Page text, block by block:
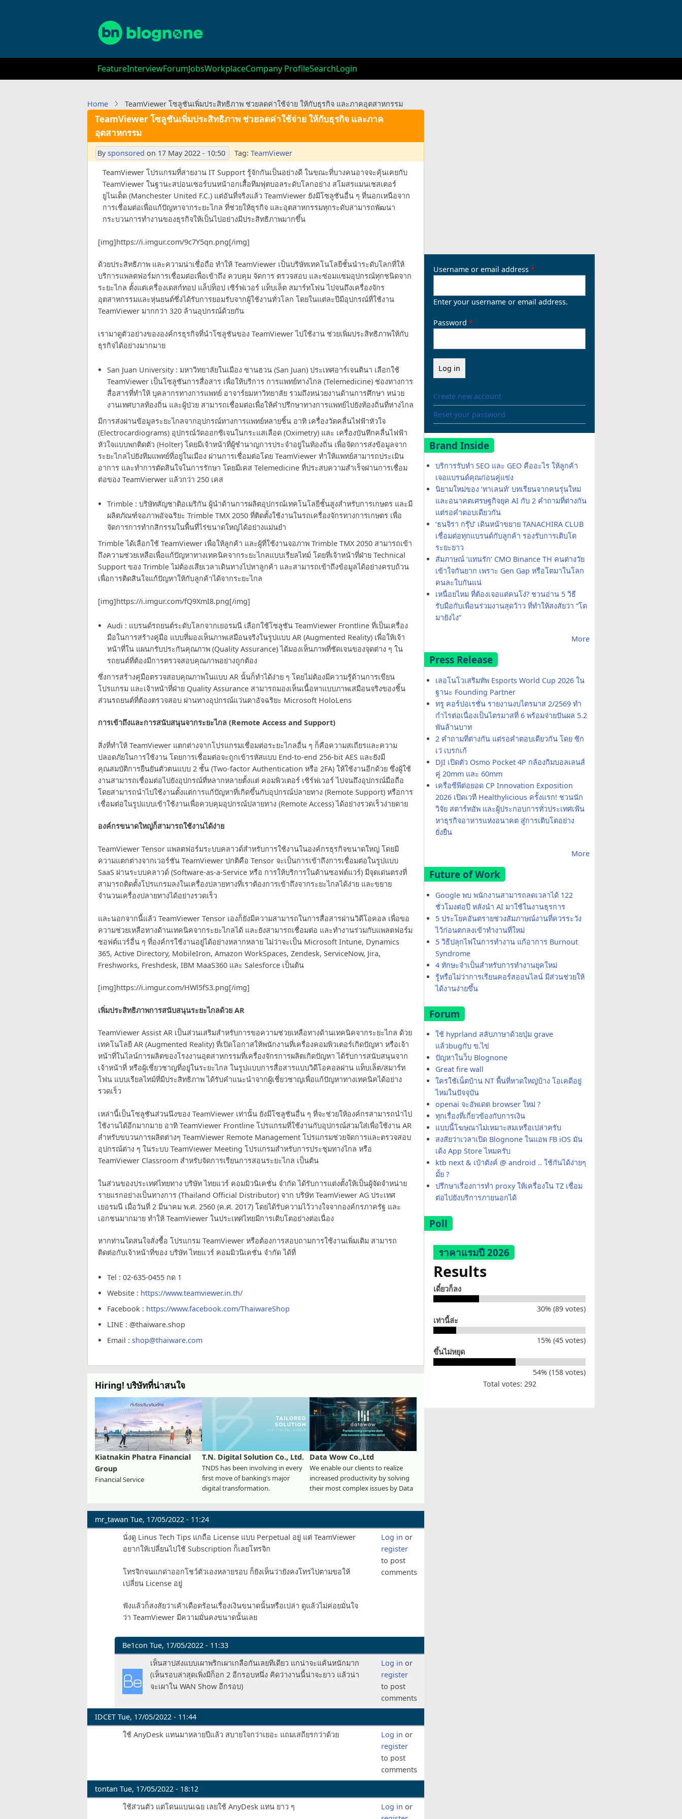
Main
navigation
FeatureInterviewForumJobsWorkplaceCompany ProfileSearchLogin
Home TeamViewer โซลูชันเพิ่มประสิทธิภาพ ช่วยลดค่าใช้จ่าย ให้กับธุรกิจ และภาคอุตสาหกรรม
TeamViewer โซลูชันเพิ่มประสิทธิภาพ ช่วยลดค่าใช้จ่าย ให้กับธุรกิจ และภาค
อุตสาหกรรม
Bysponsored on 17 May 2022 - 10:50 Tag: TeamViewer
TeamViewer โปรแกรมที่สายงาน IT Support รู้จักกันเป็นอย่างดี ในขณะที่บางคนอาจจะคุ้นเคยกับ
TeamViewer ในฐานะสปอนเซอร์บนหน้าอกเสื้อทีมฟุตบอลระดับโลกอย่าง สโมสรแมนเชสเตอร์
ยูไนเต็ด (Manchester United F.C.) แต่อันที่จริงแล้ว TeamViewer ยังมีโซลูชันอื่น ๆ ที่นอกเหนือจาก
การเชื่อมต่อเพื่อแก้ปัญหาจากระยะไกล ที่ช่วยให้ธุรกิจ และอุตสาหกรรมทุกระดับสามารถพัฒนา
กระบวนการทำงานของธุรกิจให้เป็นไปอย่างมีประสิทธิภาพมากขึ้น
[img]https://i.imgur.com/9c7Y5qn.png[/img]
ด้วยประสิทธิภาพ และความน่าเชื่อถือ ทำให้ TeamViewer เป็นบริษัทเทคโนโลยีชั้นนำระดับโลกที่ให้
บริการแพลตฟอร์มการเชื่อมต่อเพื่อเข้าถึง ควบคุม จัดการ ตรวจสอบ และซ่อมแซมอุปกรณ์ทุกชนิดจาก
ระยะไกล ตั้งแต่เครื่องเดสก์ทอป แล็ปท็อป เซิร์ฟเวอร์ แท็บเล็ต สมาร์ทโฟน ไปจนถึงเครื่องจักร
อุตสาหกรรมและหุ่นยนต์ซึ่งได้รับการยอมรับจากผู้ใช้งานทั่วโลก โดยในแต่ละปีมีอุปกรณ์ที่ใช้งาน
TeamViewer มากกว่า 320 ล้านอุปกรณ์ด้วยกัน
เรามาดูตัวอย่างขององค์กรธุรกิจที่นำโซลูชันของ TeamViewer ไปใช้งาน ช่วยเพิ่มประสิทธิภาพให้กับ
ธุรกิจได้อย่างมากมาย
San Juan University : มหาวิทยาลัยในเมือง ซานฮวน (San Juan) ประเทศอาร์เจนตินา เลือกใช้
TeamViewer เป็นโซลูชันการสื่อสาร เพื่อให้บริการ การแพทย์ทางไกล (Telemedicine) ช่องทางการ
สื่อสารที่ทำให้ บุคลากรทางการแพทย์ อาจาร์ยมหาวิทยาลัย รวมถึงหน่วยงานด้านการศึกษา หน่วย
งานเทศบาลท้องถิ่น และผู้ป่วย สามารถเชื่อมต่อเพื่อให้คำปรึกษาทางการแพทย์ไปยังท้องถิ่นที่ห่างไกล
มีการส่งผ่านข้อมูลระยะไกลจากอุปกรณ์ทางการแพทย์หลายชิ้น อาทิ เครื่องวัดคลื่นไฟฟ้าหัวใจ
(Electrocardiograms) อุปกรณ์วัดออกซิเจนในกระแสเลือด (Oximetry) และ เครื่องบันทึกคลื่นไฟฟ้า
หัวใจแบบพกติดตัว (Holter) โดยมีเจ้าหน้าที่ผู้ชำนาญการประจำอยู่ในท้องถิ่น เพื่อจัดการส่งข้อมูลจาก
ระยะไกลไปยังทีมแพทย์ที่อยู่ในเมือง ผ่านการเชื่อมต่อโดย TeamViewer ทำให้แพทย์สามารถประเมิน
อาการ และทำการตัดสินใจในการรักษา โดยมีเคส Telemedicine ที่ประสบความสำเร็จผ่านการเชื่อม
ต่อของ TeamVierwer แล้วกว่า 250 เคส
Trimble : บริษัทสัญชาติอเมริกัน ผู้นำด้านการผลิตอุปกรณ์เทคโนโลยีชั้นสูงสำหรับการเกษตร และมี
ผลิตภัณฑ์จอภาพอัจฉริยะ Trimble TMX 2050 ที่ติดตั้งใช้งานในรถเครื่องจักรทางการเกษตร เพื่อ
จัดการการทำกสิกรรมในพื้นที่ไร่ขนาดใหญ่ได้อย่างแม่นยำ
Trimble ได้เลือกใช้ TeamViewer เพื่อให้ลูกค้า และผู้ที่ใช้งานจอภาพ Trimble TMX 2050 สามารถเข้า
ถึงความช่วยเหลือเพื่อแก้ปัญหาทางเทคนิคจากระยะไกลแบบเรียลไทม์ โดยที่เจ้าหน้าที่ฝ่าย Technical
Support ของ Trimble ไม่ต้องเสียเวลาเดินทางไปหาลูกค้า และสามารถเข้าถึงข้อมูลได้อย่างครบถ้วน
เพื่อการติดสินใจแก้ปัญหาให้กับลูกค้าได้จากระยะไกล
[img]https://i.imgur.com/fQ9XmI8.png[/img]
Audi : แบรนด์รถยนต์ระดับโลกจากเยอรมนี เลือกใช้โซลูชัน TeamViewer Frontline ที่เป็นเครื่อง
มือในการสร้างคู่มือ แบบที่มองเห็นภาพเสมือนจริงในรูปแบบ AR (Augmented Reality) เพื่อให้เจ้า
หน้าที่ใน แผนกรับประกันคุณภาพ (Quality Assurance) ได้มองเห็นภาพที่ชัดเจนของจุดต่าง ๆ ใน
รถยนต์ที่ต้องมีการตรวจสอบคุณภาพอย่างถูกต้อง
ซึ่งการสร้างคู่มือตรวจสอบคุณภาพในแบบ AR นั้นก็ทำได้ง่าย ๆ โดยไม่ต้องมีความรู้ด้านการเขียน
โปรแกรม และเจ้าหน้าที่ฝ่าย Quality Assurance สามารถมองเห็นเนื้อหาแบบภาพเสมือนจริงของชิ้น
ส่วนรถยนต์ที่ต้องตรวจสอบ ผ่านทางอุปกรณ์แว่นตาอัจฉริยะ Microsoft HoloLens
การเข้าถึงและการสนับสนุนจากระยะไกล (Remote Access and Support)
สิ่งที่ทำให้ TeamViewer แตกต่างจากโปรแกรมเชื่อมต่อระยะไกลอื่น ๆ ก็คือความสเถียรและความ
ปลอดภัยในการใช้งาน โดยการเชื่อมต่อจะถูกเข้ารหัสแบบ End-to-end 256-bit AES และยังมี
คุณสมบัติการยืนยันตัวตนแบบ 2 ชั้น (Two-factor Authentication หรือ 2FA) ให้ใช้งานอีกด้วย ซึ่งผู้ใช้
งานสามารถเชื่อมต่อไปยังอุปกรณ์ที่หลากหลายตั้งแต่ คอมพิวเตอร์ เซิร์ฟเวอร์ ไปจนถึงอุปกรณ์มือถือ
โดยสามารถนำไปใช้งานตั้งแต่การแก้ปัญหาที่เกิดขึ้นกับอุปกรณ์ปลายทาง (Remote Support) หรือการ
เชื่อมต่อในรูปแบบเข้าใช้งานเพื่อควบคุมอุปกรณ์ปลายทาง (Remote Access) ได้อย่างรวดเร็วง่ายดาย
องค์กรขนาดใหญ่ก็สามารถใช้งานได้ง่าย
TeamViewer Tensor แพลตฟอร์มระบบคลาวด์สำหรับการใช้งานในองค์กรธุรกิจขนาดใหญ่ โดยมี
ความแตกต่างจากเวอร์ชัน TeamViewer ปกติคือ Tensor จะเป็นการเข้าถึงการเชื่อมต่อในรูปแบบ
SaaS ผ่านระบบคลาวด์ (Software-as-a-Service หรือ การให้บริการในด้านซอฟต์แวร์) มีจุดเด่นตรงที่
สามารถติดตั้งโปรแกรมลงในเครื่องปลายทางที่เราต้องการเข้าถึงจากระยะไกลได้ง่าย และขยาย
จำนวนเครื่องปลายทางได้อย่างรวดเร็ว
และนอกจากนี้แล้ว TeamViewer Tensor เองก็ยังมีความสามารถในการสื่อสารผ่านวิดีโอคอล เพื่อขอ
ความช่วยเหลือทางด้านเทคนิคจากระยะไกลได้ และยังสามารถเชื่อมต่อ และทำงานร่วมกับแพลตฟอร์ม
ซอฟต์แวร์อื่น ๆ ที่องค์กรใช้งานอยู่ได้อย่างหลากหลาย ไม่ว่าจะเป็น Microsoft Intune, Dynamics
365, Active Directory, MobileIron, Amazon WorkSpaces, Zendesk, ServiceNow, Jira,
Freshworks, Freshdesk, IBM MaaS360 และ Salesforce เป็นต้น
[img]https://i.imgur.com/HWl5fS3.png[/img]
เพิ่มประสิทธิภาพการสนับสนุนระยะไกลด้วย AR
TeamViewer Assist AR เป็นส่วนเสริมสำหรับการขอความช่วยเหลือทางด้านเทคนิคจากระยะไกล ด้วย
เทคโนโลยี AR (Augmented Reality) ที่เปิดโอกาสให้พนักงานที่เครื่องคอมพิวเตอร์เกิดปัญหา หรือเจ้า
หน้าที่ในไลน์การผลิตของโรงงานอุตสาหกรรมที่เครื่องจักรการผลิตเกิดปัญหา ได้รับการสนับสนุนจาก
เจ้าหน้าที่ หรือผู้เชี่ยวชาญที่อยู่ในระยะไกล ในรูปแบบการสื่อสารแบบวิดีโอคอลผ่าน แท็บเล็ต/สมาร์ท
โฟน แบบเรียลไทม์ที่มีประสิทธิภาพ ได้รับคำแนะนำจากผู้เชี่ยวชาญเพื่อแก้ปัญหาทางเทคนิคได้อย่าง
รวดเร็ว
เหล่านี้เป็นโซลูชันส่วนนึงของ TeamViewer เท่านั้น ยังมีโซลูชันอื่น ๆ ที่จะช่วยให้องค์กรสามารถนำไป
ใช้งานได้อีกมากมาย อาทิ TeamViewer Frontline โปรแกรมที่ใช้งานกับอุปกรณ์สวมใส่เพื่อใช้งาน AR
สำหรับขบวนการผลิตต่างๆ TeamViewer Remote Management โปรแกรมช่วยจัดการและตรวจสอบ
อุปกรณ์ต่าง ๆ ในระบบ TeamViewer Meeting โปรแกรมสำหรับการประชุมทางไกล หรือ
TeamViewer Classroom สำหรับจัดการเรียนการสอนระยะไกล เป็นต้น
ในส่วนของประเทศไทยทาง บริษัท ไทยแวร์ คอมมิวนิเคชั่น จำกัด ได้รับการแต่งตั้งให้เป็นผู้จัดจำหน่าย
รายแรกอย่างเป็นทางการ (Thailand Official Distributor) จาก บริษัท TeamViewer AG ประเทศ
เยอรมนี เมื่อวันที่ 2 มีนาคม พ.ศ. 2560 (ค.ศ. 2017) โดยได้รับความไว้วางใจจากองค์กรภาครัฐ และ
เอกชนมากมาย ทำให้ TeamViewer ในประเทศไทยมีการเติบโตอย่างต่อเนื่อง
หากท่านใดสนใจสั่งซื้อ โปรแกรม TeamViewer หรือต้องการสอบถามการใช้งานเพิ่มเติม สามารถ
ติดต่อกับเจ้าหน้าที่ของ บริษัท ไทยแวร์ คอมมิวนิเคชั่น จำกัด ได้ที่
Tel : 02-635-0455 กด 1
Website : https://www.teamviewer.in.th/
Facebook : https://www.facebook.com/ThaiwareShop
LINE : @thaiware.shop
Email : shop@thaiware.com
Hiring! บริษัทที่น่าสนใจ
Kiatnakin Phatra Financial
Group
Financial Service
T.N. Digital Solution Co., Ltd.
TNDS has been involving in every
first move of banking’s major
digital transformation.
Data Wow Co.,Ltd
We enable our clients to realize
increased productivity by solving
their most complex issues by Data
mr_tawan Tue, 17/05/2022 - 11:24
นั่งดู Linus Tech Tips แกถือ License แบบ Perpetual อยู่ แต่ TeamViewer
อยากให้เปลี่ยนไปใช้ Subscription ก็เลยโทรจิก
โทรจิกจนแกด่าออกโชว์ตัวเองหลายรอบ ก็ยังเห็นว่ายังคงโทรไปตามขอให้
เปลี่ยน License อยู่
ฟังแล้วก็สงสัยว่าเค้าเดือดร้อนเรื่องเงินขนาดนั้นหรือเปล่า ดูแล้วไม่ค่อยมั่นใจ
ว่า TeamViewer มีความมั่นคงขนาดนั้นเลย
Log in or
register
to post
comments
Be1con Tue, 17/05/2022 - 11:33
In
reply
to
Linus
Tech
Tips
mr_tawan
เห็นสาปส่งแบบเผาพริกเผาเกลือกันเลยทีเดียว แกน่าจะแค้นหนักมาก
(เห็นรอบล่าสุดเพิ่งมีก็อก 2 อีกรอบหนึ่ง คิดว่างานนี้น่าจะยาว แล้วน่า
จะเผาใน WAN Show อีกรอบ)
Log in or
register
to post
comments
IDCET Tue, 17/05/2022 - 11:44
ใช้ AnyDesk แทนมาหลายปีแล้ว สบายใจกว่าเยอะ แถมเสถียรกว่าด้วย
Log in or
register
to post
comments
tontan Tue, 17/05/2022 - 18:12
ใช้ส่วนตัว แต่โดนแบนเฉย เลยใช้ AnyDesk แทน ยาว ๆ
Log in or
Username or email address
Enter your username or email address.
Password
Create new account
Reset your password
Brand Inside
บริการรับทำ SEO และ GEO คืออะไร ให้ลูกค้า
เจอแบรนด์คุณก่อนคู่แข่ง
นิยามใหม่ของ ‘ทาเลนท์’ บทเรียนจากคนรุ่นใหม่
และอนาคตเศรษฐกิจยุค AI กับ 2 คำถามที่ต่างกัน
แต่รอคำตอบเดียวกัน
‘ธนจิรา กรุ๊ป’ เดินหน้าขยาย TANACHIRA CLUB
เชื่อมต่อทุกแบรนด์กับลูกค้า รองรับการเติบโต
ระยะยาว
สัมภาษณ์ ‘แทนรัก’ CMO Binance TH คนต่างวัย
เข้าใจกันยาก เพราะ Gen Gap หรือโตมาในโลก
คนละใบกันแน่
เหนื่อยไหม ที่ต้องเจอแต่คนโง่? ชวนอ่าน 5 วิธี
รับมือกับเพื่อนร่วมงานสุดว้าว ที่ทำให้สงสัยว่า “โต
มายังไง”
More
Press Release
เลอโนโวเสริมทัพ Esports World Cup 2026 ใน
ฐานะ Founding Partner
ทรู คอร์ปอเรชั่น รายงานงบไตรมาส 2/2569 ทำ
กำไรต่อเนื่องเป็นไตรมาสที่ 6 พร้อมจ่ายปันผล 5.2
พันล้านบาท
2 คำถามที่ต่างกัน แต่รอคำตอบเดียวกัน โดย ซิก
เว่ เบรกเก้
DJI เปิดตัว Osmo Pocket 4P กล้องกิมบอลเลนส์
คู่ 20mm และ 60mm
เครือซีพีต่อยอด CP Innovation Exposition
2026 เปิดเวที Healthylicious ครั้งแรก! ชวนนัก
วิจัย สตาร์ทอัพ และผู้ประกอบการทั่วประเทศเฟ้น
หาธุรกิจอาหารแห่งอนาคต สู่การเติบโตอย่าง
ยั่งยืน
More
Future of Work
Google พบ พนักงานสามารถลดเวลาได้ 122
ชั่วโมงต่อปี หลังนำ AI มาใช้ในงานธุรการ
5 ประโยคอันตรายช่วงสัมภาษณ์งานที่ควรระวัง
ไว้ก่อนตกลงเข้าทำงานที่ใหม่
5 วิธีปลุกไฟในการทำงาน แก้อาการ Burnout
Syndrome
4 ทักษะจำเป็นสำหรับการทำงานยุคใหม่
รู้หรือไม่ว่าการเรียนคอร์สออนไลน์ มีส่วนช่วยให้
ได้งานง่ายขึ้น
Forum
ใช้ hyprland สลับภาษาด้วยปุ่ม grave
แล้วbugกับ ข.ไข่
ปัญหาในว็บ Blognone
Great fire wall
ใครใช้เน็ตบ้าน NT พื้นที่หาดใหญ่บ้าง โอเคดีอยู่
ไหมในปัจจุบัน
openai จะอัพเดต browser ใหม่ ?
ทุกเรื่องที่เกี่ยวข้องกับการเงิน
แบบนี้โฆษณาไม่เหมาะสมเหรือเปล่าครับ
สงสัยว่าเวลาเปิด Blognone ในแอพ FB iOS มัน
เด้ง App Store ไหมครับ
ktb next & เป๋าตังค์ @ android .. ใช้กันได้ง่ายๆ
มั้ย ?
ปรึกษาเรื่องการทำ proxy ให้เครื่องใน TZ เชื่อม
ต่อไปยังบริการภายนอกได้
Poll
ราคาแรมปี 2026
Results
เดี๋ยวก็ลง
30% (89 votes)
เท่านี้ล่ะ
15% (45 votes)
ขึ้นไม่หยุด
54% (158 votes)
Total votes: 292